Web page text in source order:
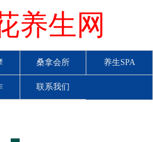
养生网
桑拿会所 养生SPA
联系我们